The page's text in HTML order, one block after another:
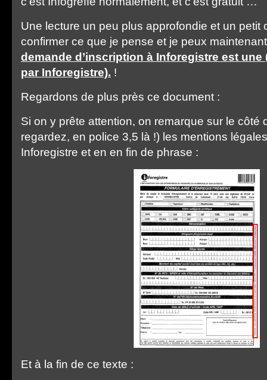
Une lecture un peu plus approfondie et un petit
confirmer ce que je pense et je peux
demande d’inscription à Inforegistre est
par Inforegistre). !
Regardons de plus près ce document :
Si on y prête attention, on remarque sur le côté
regardez, en police 3,5 là !) les mentions
Inforegistre et en en fin de phrase :
Et à la fin de ce texte :